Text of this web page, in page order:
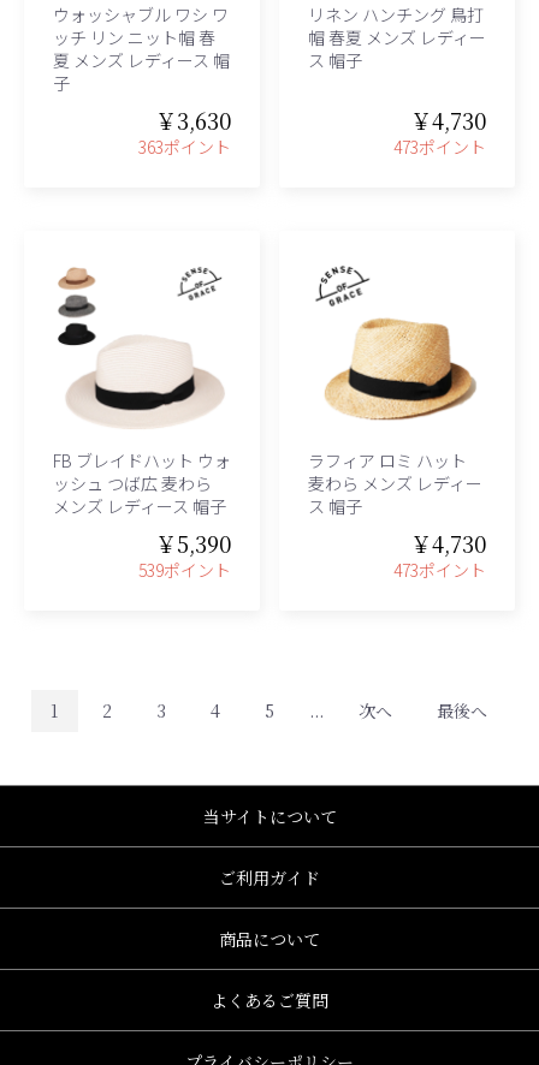
ウォッシャブル ワシ ワ
ッチ リン ニット帽 春
夏 メンズ レディース 帽
子
￥3,630
363ポイント
リネン ハンチング 鳥打
帽 春夏 メンズ レディー
ス 帽子
￥4,730
473ポイント
FB ブレイドハット ウォ
ッシュ つば広 麦わら
メンズ レディース 帽子
￥5,390
539ポイント
ラフィア ロミ ハット
麦わら メンズ レディー
ス 帽子
￥4,730
473ポイント
1 2 3 4 5 ... 次へ 最後へ
当サイトについて
ご利用ガイド
商品について
よくあるご質問